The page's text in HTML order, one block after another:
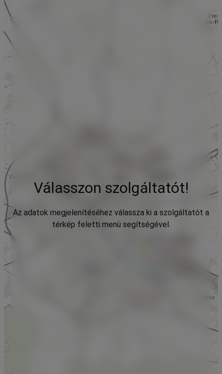
Válasszon szolgáltatót!
Az adatok megjelenítéséhez válassza ki a szolgáltatót a
térkép feletti menü segítségével.